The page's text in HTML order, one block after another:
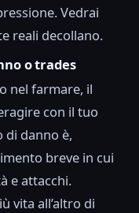
Vedrai
reali decollano.
o trades
nel farmare, il
con il tuo
di danno è,
breve in cui
e attacchi.
vita all’altro di